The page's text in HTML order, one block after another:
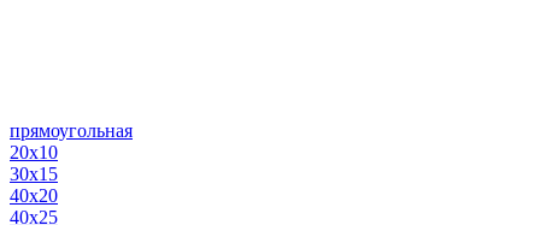
прямоугольная
20х10
30х15
40х20
40х25